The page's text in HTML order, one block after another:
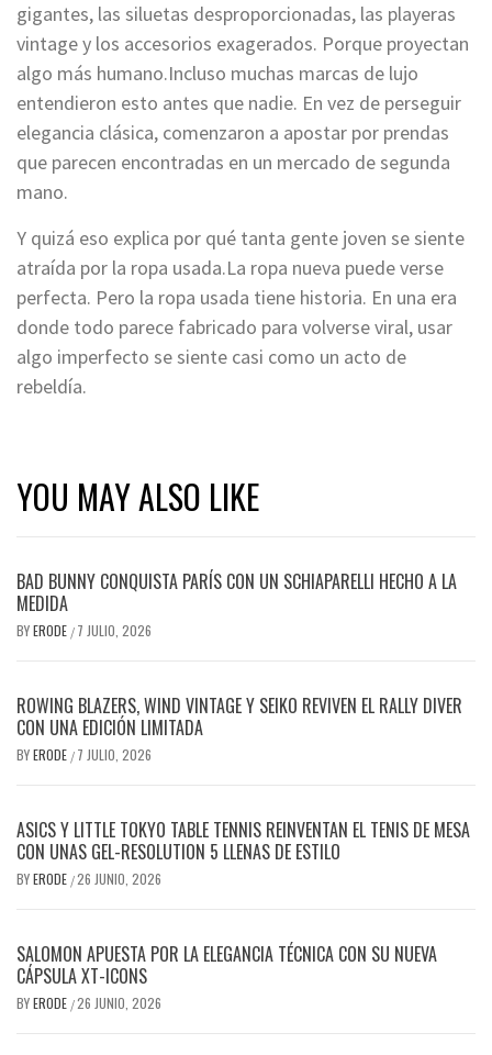
gigantes, las siluetas desproporcionadas, las playeras
vintage y los accesorios exagerados. Porque proyectan
algo más humano.Incluso muchas marcas de lujo
entendieron esto antes que nadie. En vez de perseguir
elegancia clásica, comenzaron a apostar por prendas
que parecen encontradas en un mercado de segunda
mano.
Y quizá eso explica por qué tanta gente joven se siente
atraída por la ropa usada.La ropa nueva puede verse
perfecta. Pero la ropa usada tiene historia. En una era
donde todo parece fabricado para volverse viral, usar
algo imperfecto se siente casi como un acto de
rebeldía.
YOU MAY ALSO LIKE
BAD BUNNY CONQUISTA PARÍS CON UN SCHIAPARELLI HECHO A LA
MEDIDA
BYERODE / 7 JULIO, 2026
ROWING BLAZERS, WIND VINTAGE Y SEIKO REVIVEN EL RALLY DIVER
CON UNA EDICIÓN LIMITADA
BYERODE / 7 JULIO, 2026
ASICS Y LITTLE TOKYO TABLE TENNIS REINVENTAN EL TENIS DE MESA
CON UNAS GEL-RESOLUTION 5 LLENAS DE ESTILO
BYERODE /26 JUNIO, 2026
SALOMON APUESTA POR LA ELEGANCIA TÉCNICA CON SU NUEVA
CÁPSULA XT-ICONS
BYERODE /26 JUNIO, 2026